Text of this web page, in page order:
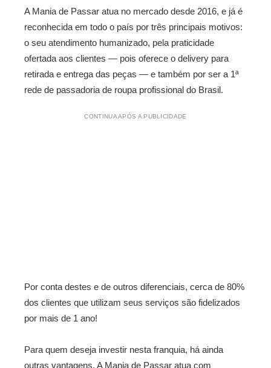
A Mania de Passar atua no mercado desde 2016, e já é
reconhecida em todo o país por três principais motivos:
o seu atendimento humanizado, pela praticidade
ofertada aos clientes — pois oferece o delivery para
retirada e entrega das peças — e também por ser a 1ª
rede de passadoria de roupa profissional do Brasil.
CONTINUA APÓS A PUBLICIDADE
Por conta destes e de outros diferenciais, cerca de 80%
dos clientes que utilizam seus serviços são fidelizados
por mais de 1 ano!
Para quem deseja investir nesta franquia, há ainda
outras vantagens. A Mania de Passar atua com